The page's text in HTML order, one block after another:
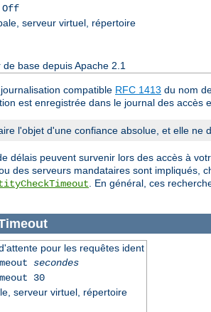
Off
serveur virtuel, répertoire
base depuis Apache 2.1
compatible RFC 1413 du nom
est enregistrée dans le journal des accès
l'objet d'une confiance absolue, et elle ne
délais peuvent survenir lors des accès à
des serveurs mandataires sont impliqués,
. En général, ces
pour les requêtes ident
secondes
30
serveur virtuel, répertoire